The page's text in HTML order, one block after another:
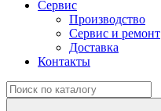
Сервис
Производство
Сервис и ремонт
Доставка
Контакты